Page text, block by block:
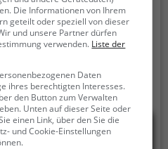
einfach mit Freunden -
Adresse in Köln. Hier
als auch
Wasserratten auf ihre
Die Informationen von Ihrem
geteilt oder speziell von dieser
und unsere Partner dürfen
verwenden. Liste der
Daten
ihres berechtigten Interesses.
den Button zum Verwalten
Unten auf dieser Seite oder
einen Link, über den Sie die
und Cookie-Einstellungen